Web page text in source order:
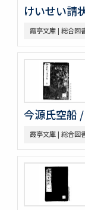
けいせい請
霞亭文庫 | 総合図
今源氏空船
霞亭文庫 | 総合図